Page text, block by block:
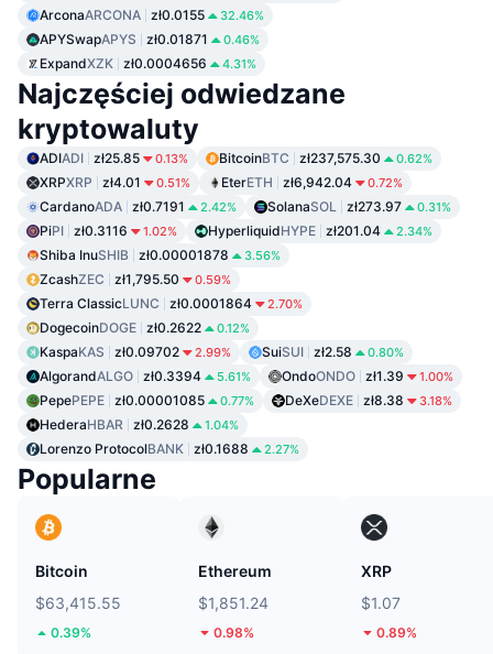
ArconaARCONA zł0.0155 32.46%
APYSwapAPYS zł0.01871 0.46%
ExpandXZK zł0.0004656 4.31%
Najczęściej odwiedzane
kryptowaluty
ADIADI zł25.85 0.13% BitcoinBTC zł237,575.30 0.62%
XRPXRP zł4.01 0.51% EterETH zł6,942.04 0.72%
CardanoADA zł0.7191 2.42% SolanaSOL zł273.97 0.31%
PiPI zł0.3116 1.02% HyperliquidHYPE zł201.04 2.34%
Shiba InuSHIB zł0.00001878 3.56%
ZcashZEC zł1,795.50 0.59%
Terra ClassicLUNC zł0.0001864 2.70%
DogecoinDOGE zł0.2622 0.12%
KaspaKAS zł0.09702 2.99% SuiSUI zł2.58 0.80%
AlgorandALGO zł0.3394 5.61% OndoONDO zł1.39 1.00%
PepePEPE zł0.00001085 0.77% DeXeDEXE zł8.38 3.18%
HederaHBAR zł0.2628 1.04%
Lorenzo ProtocolBANK zł0.1688 2.27%
Popularne
Bitcoin
$63,415.55
0.39%
Ethereum
$1,851.24
0.98%
XRP
$1.07
0.89%